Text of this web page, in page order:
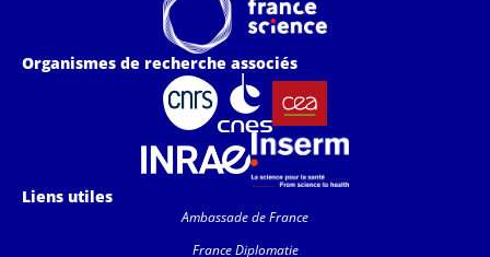
Organismes de recherche associés
Liens utiles
Ambassade de France
France Diplomatie